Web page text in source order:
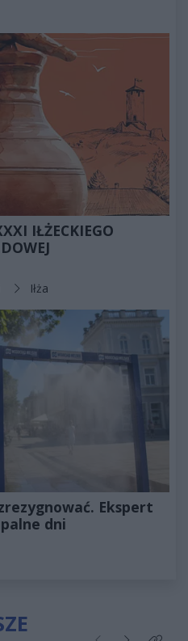
IŁŻECKIEGO
Iłża
Ekspert
dni